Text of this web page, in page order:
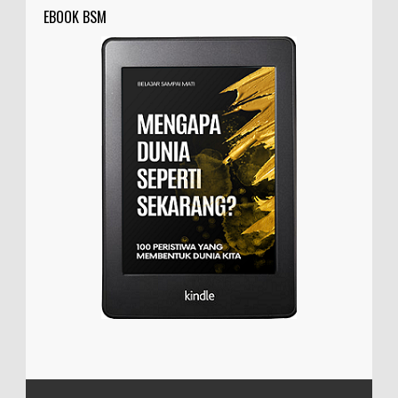
EBOOK BSM